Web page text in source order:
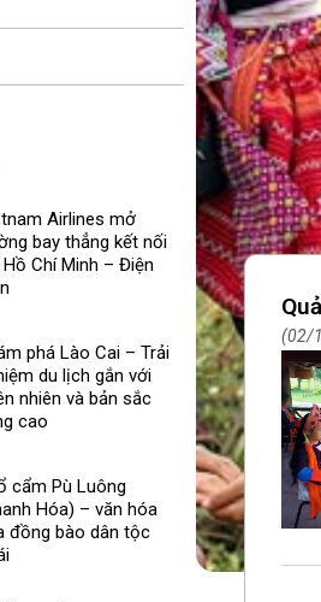
Airlines mở
bay thẳng kết nối
Hồ Chí Minh – Điện
phá Lào Cai – Trải
du lịch gắn với
nhiên và bản sắc
cao
cẩm Pù Luông
Hóa) – văn hóa
đồng bào dân tộc
02/